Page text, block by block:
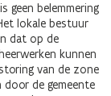
geen belemmering
lokale bestuur
dat op de
kunnen
van de zone
de gemeente